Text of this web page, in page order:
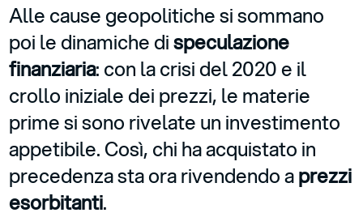
Alle cause geopolitiche si sommano
poi le dinamiche dispeculazione
finanziaria: con la crisi del 2020 e il
crollo iniziale dei prezzi, le materie
prime si sono rivelate un investimento
appetibile. Così, chi ha acquistato in
precedenza sta ora rivendendo aprezzi
esorbitanti.